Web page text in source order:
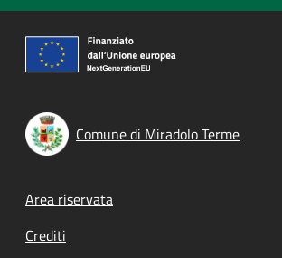
Comune di Miradolo Terme
Footer menu
Area riservata
Crediti